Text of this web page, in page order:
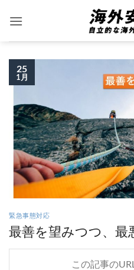
25
1月
緊急事態対応
最善を望みつつ、最
この記事の